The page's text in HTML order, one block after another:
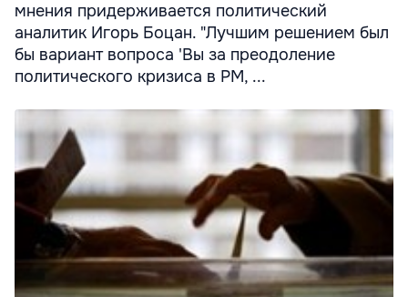
мнения придерживается политический
аналитик Игорь Боцан. "Лучшим решением был
бы вариант вопроса 'Вы за преодоление
политического кризиса в РМ, ...